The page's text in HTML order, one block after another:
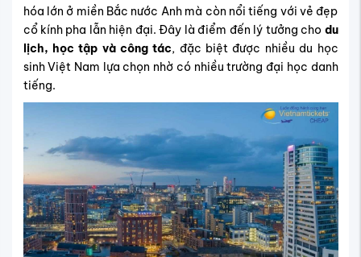
hóa lớn ở miền Bắc nước Anh mà còn nổi tiếng với vẻ đẹp
cổ kính pha lẫn hiện đại. Đây là điểm đến lý tưởng cho du
lịch, học tập và công tác, đặc biệt được nhiều du học
sinh Việt Nam lựa chọn nhờ có nhiều trường đại học danh
tiếng.